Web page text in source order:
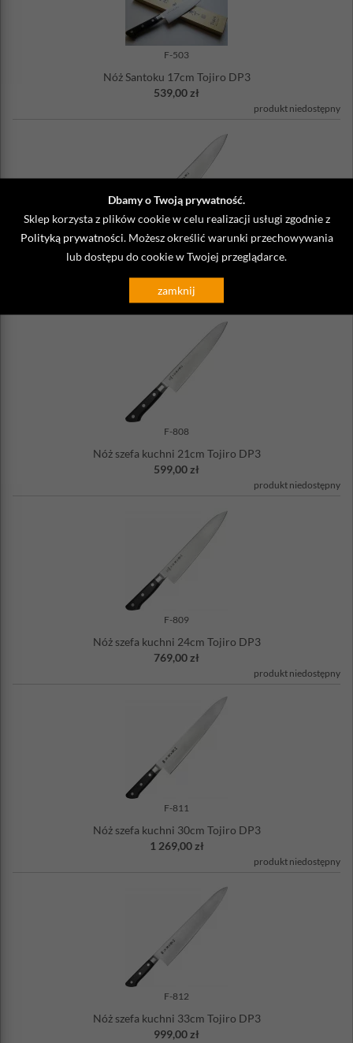
Dbamy o Twoją prywatność.
Sklep korzysta z plików cookie w celu realizacji usługi zgodnie z
Polityką prywatności. Możesz określić warunki przechowywania
lub dostępu do cookie w Twojej przeglądarce.
zamknij
F-503
Nóż Santoku 17cm Tojiro DP3
539,00 zł
produkt niedostępny
F-807
Nóż szefa kuchni 18cm Tojiro DP3
549,00 zł
F-808
Nóż szefa kuchni 21cm Tojiro DP3
599,00 zł
produkt niedostępny
F-809
Nóż szefa kuchni 24cm Tojiro DP3
769,00 zł
produkt niedostępny
F-811
Nóż szefa kuchni 30cm Tojiro DP3
1 269,00 zł
produkt niedostępny
F-812
Nóż szefa kuchni 33cm Tojiro DP3
999,00 zł